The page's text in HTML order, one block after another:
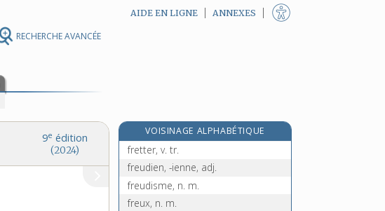
RECHERCHE AVANCÉE
AIDE EN LIGNE ANNEXES
9e édition
(2024)
VOISINAGE ALPHABÉTIQUE
fretté, -ée, adj.
fretter, v. tr.
freudien, -ienne, adj.
freudisme, n. m.
freux, n. m.